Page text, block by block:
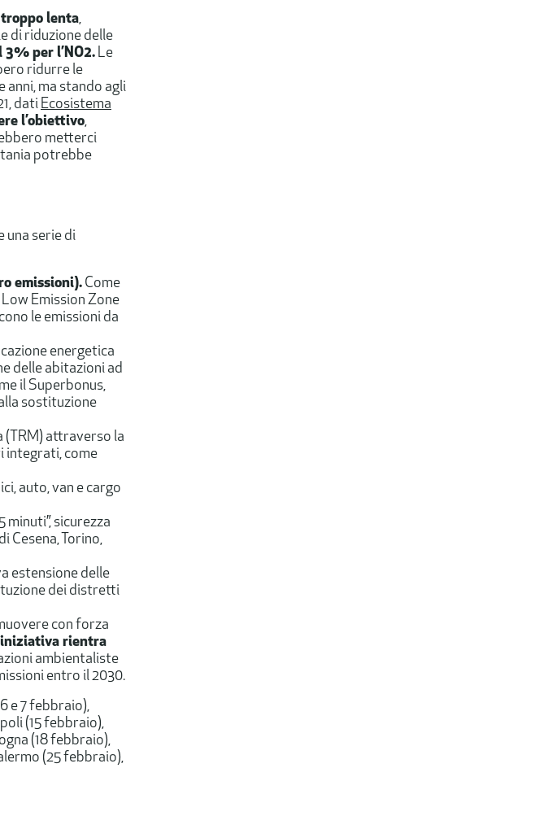
lenta,
di riduzione delle
3% per l’NO2. Le
ridurre le
ma stando agli
dati Ecosistema
l’obiettivo,
metterci
potrebbe
una serie di
emissioni). Come
Emission Zone
le emissioni da
energetica
delle abitazioni ad
il Superbonus,
sostituzione
(TRM) attraverso la
integrati, come
auto, van e cargo
minuti”, sicurezza
Cesena, Torino,
estensione delle
dei distretti
con forza
rientra
ambientaliste
entro il 2030.
e 7 febbraio),
(15 febbraio),
(18 febbraio),
(25 febbraio),